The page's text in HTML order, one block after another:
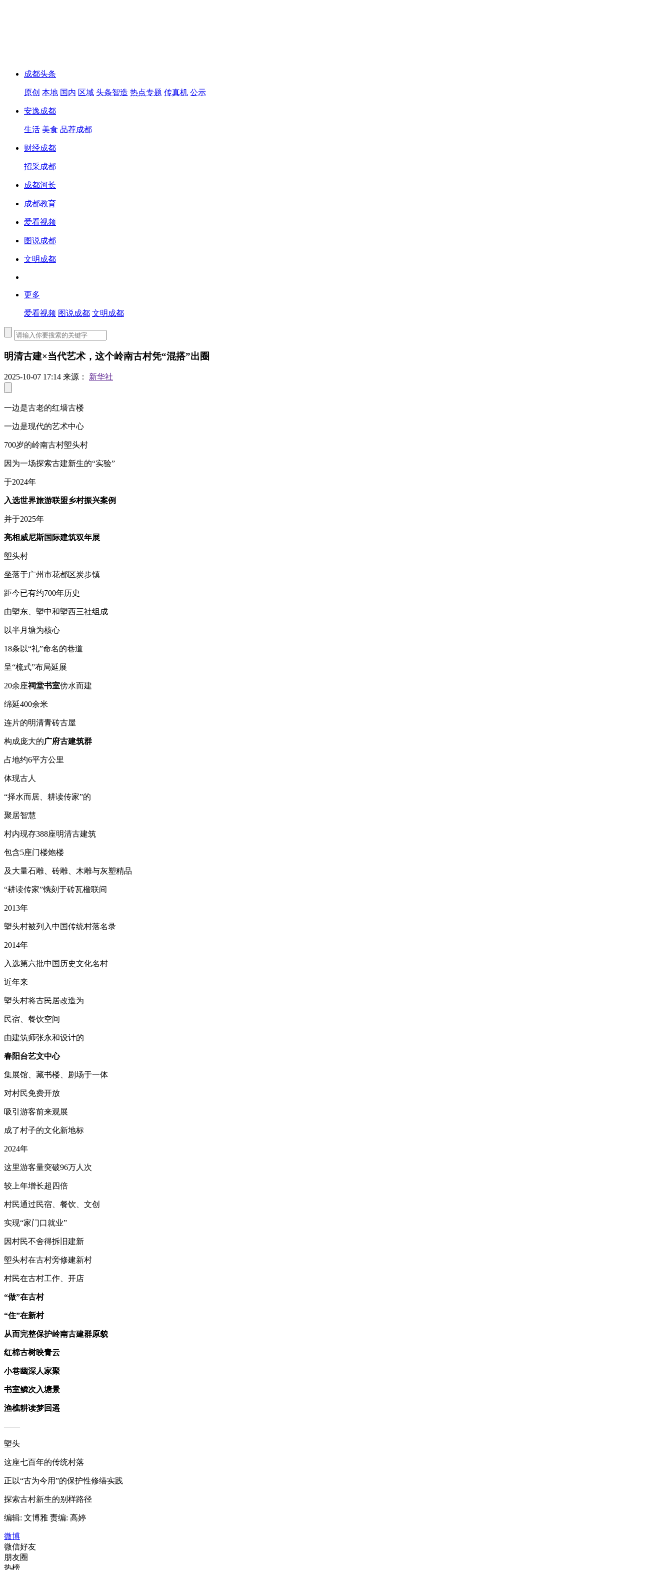
成都头条
原创 本地 国内 区域 头条智造 热点专题 传真机 公示
安逸成都
生活 美食 品荐成都
财经成都
招采成都
成都河长
成都教育
爱看视频
图说成都
文明成都
更多
爱看视频 图说成都 文明成都
明清古建×当代艺术，这个岭南古村凭“混搭”出圈
2025-10-07 17:14 来源： 新华社
一边是古老的红墙古楼
一边是现代的艺术中心
700岁的岭南古村塱头村
因为一场探索古建新生的“实验”
于2024年
入选世界旅游联盟乡村振兴案例
并于2025年
亮相威尼斯国际建筑双年展
塱头村
坐落于广州市花都区炭步镇
距今已有约700年历史
由塱东、塱中和塱西三社组成
以半月塘为核心
18条以“礼”命名的巷道
呈“梳式”布局延展
20余座祠堂书室傍水而建
绵延400余米
连片的明清青砖古屋
构成庞大的广府古建筑群
占地约6平方公里
体现古人
“择水而居、耕读传家”的
聚居智慧
村内现存388座明清古建筑
包含5座门楼炮楼
及大量石雕、砖雕、木雕与灰塑精品
“耕读传家”镌刻于砖瓦楹联间
2013年
塱头村被列入中国传统村落名录
2014年
入选第六批中国历史文化名村
近年来
塱头村将古民居改造为
民宿、餐饮空间
由建筑师张永和设计的
春阳台艺文中心
集展馆、藏书楼、剧场于一体
对村民免费开放
吸引游客前来观展
成了村子的文化新地标
2024年
这里游客量突破96万人次
较上年增长超四倍
村民通过民宿、餐饮、文创
实现“家门口就业”
因村民不舍得拆旧建新
塱头村在古村旁修建新村
村民在古村工作、开店
“做”在古村
“住”在新村
从而完整保护岭南古建群原貌
红棉古树映青云
小巷幽深人家聚
书室鳞次入塘景
渔樵耕读梦回遥
——
塱头
这座七百年的传统村落
正以“古为今用”的保护性修缮实践
探索古村新生的别样路径
编辑: 文博雅 责编: 高婷
微博
微信好友
朋友圈
热榜